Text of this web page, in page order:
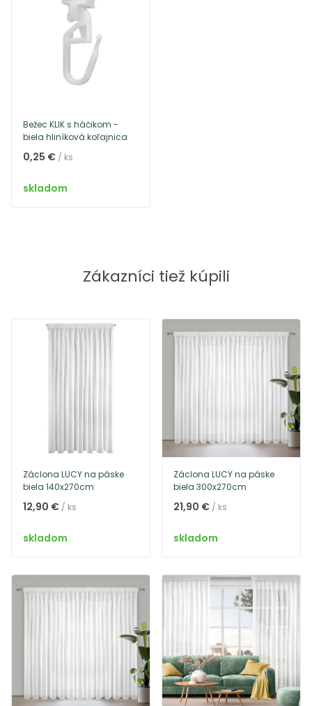
Bežec KLIK s háčikom -
biela hliníková koľajnica
0,25 € / ks
skladom
Zákazníci tiež kúpili
Záclona LUCY na páske
biela 140x270cm
12,90 € / ks
skladom
Záclona LUCY na páske
biela 300x270cm
21,90 € / ks
skladom